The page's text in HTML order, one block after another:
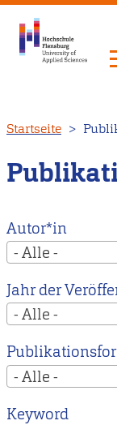
zum
Inhalt
Startseite
Autor*in
- Alle -
Jahr der
- Alle -
- Alle -
Keyword